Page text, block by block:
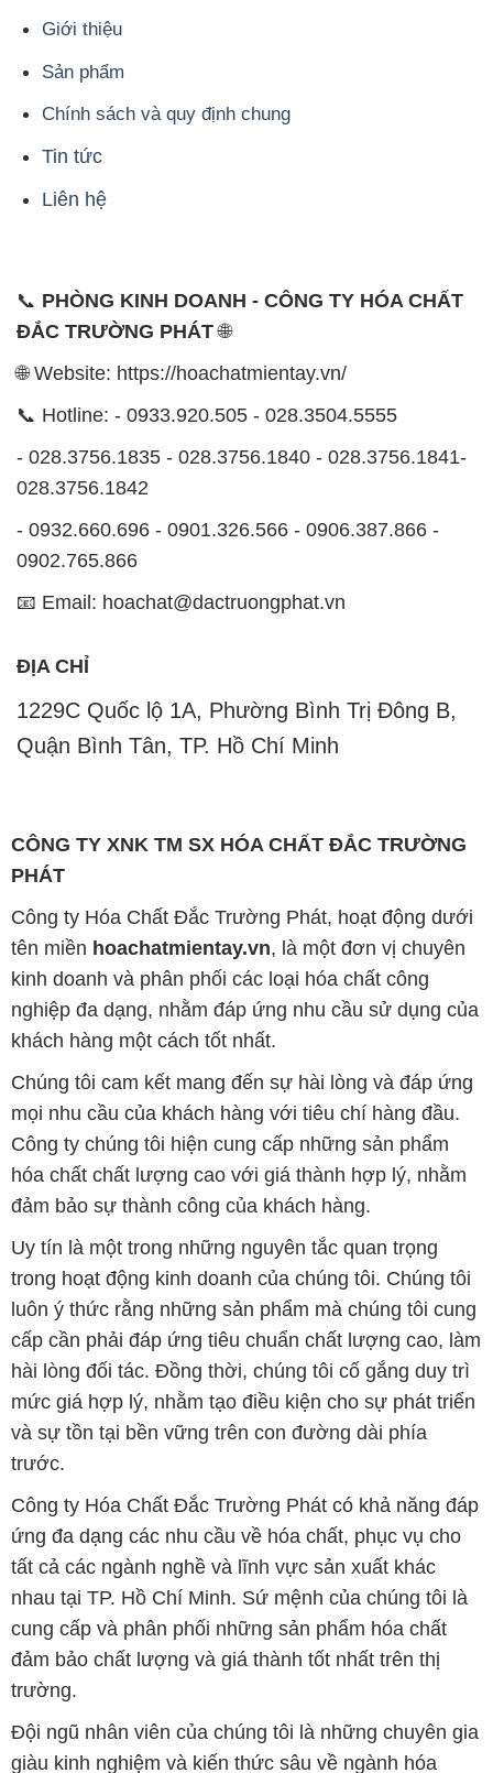
Tin tức
Liên hệ
📞
PHÒNG KINH DOANH - CÔNG TY HÓA CHẤT
ĐẮC TRƯỜNG PHÁT
- 028.3756.1835 - 028.3756.1840 - 028.3756.1841-
0902.765.866
📧 Email: hoachat@dactruongphat.vn
ĐỊA CHỈ
1229C Quốc lộ 1A, Phường Bình Trị Đông B,
Quận Bình Tân, TP. Hồ Chí Minh
CÔNG TY XNK TM SX HÓA CHẤT ĐẮC TRƯỜNG
PHÁT
kinh doanh và phân phối các loại hóa chất công
nghiệp đa dạng, nhằm đáp ứng nhu cầu sử dụng của
khách hàng một cách tốt nhất.
Chúng tôi cam kết mang đến sự hài lòng và đáp ứng
mọi nhu cầu của khách hàng với tiêu chí hàng đầu.
Công ty chúng tôi hiện cung cấp những sản phẩm
hóa chất chất lượng cao với giá thành hợp lý, nhằm
đảm bảo sự thành công của khách hàng.
Uy tín là một trong những nguyên tắc quan trọng
trong hoạt động kinh doanh của chúng tôi. Chúng tôi
luôn ý thức rằng những sản phẩm mà chúng tôi cung
cấp cần phải đáp ứng tiêu chuẩn chất lượng cao, làm
hài lòng đối tác. Đồng thời, chúng tôi cố gắng duy trì
mức giá hợp lý, nhằm tạo điều kiện cho sự phát triển
và sự tồn tại bền vững trên con đường dài phía
trước.
Công ty Hóa Chất Đắc Trường Phát có khả năng đáp
ứng đa dạng các nhu cầu về hóa chất, phục vụ cho
tất cả các ngành nghề và lĩnh vực sản xuất khác
nhau tại TP. Hồ Chí Minh. Sứ mệnh của chúng tôi là
cung cấp và phân phối những sản phẩm hóa chất
đảm bảo chất lượng và giá thành tốt nhất trên thị
trường.
Đội ngũ nhân viên của chúng tôi là những chuyên gia
giàu kinh nghiệm và kiến thức sâu về ngành hóa
chất. Chúng tôi cam kết mang đến sự tư vấn và hỗ
trợ chuyên nghiệp, giúp khách hàng tìm ra giải pháp
phù hợp nhất.
Để biết thêm thông tin chi tiết và được tư vấn, quý